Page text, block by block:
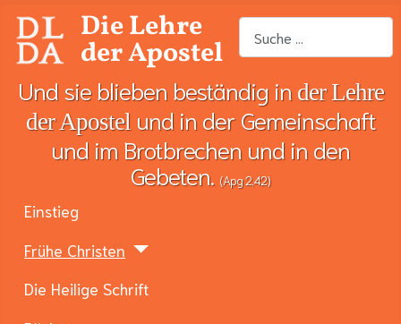
Die Lehre
der Apostel
Suchen
Und sie blieben beständig in der Lehre
der Apostel und in der Gemeinschaft
und im Brotbrechen und in den
Gebeten.
(Apg 2,42)
Einstieg
Frühe Christen
Die Heilige Schrift